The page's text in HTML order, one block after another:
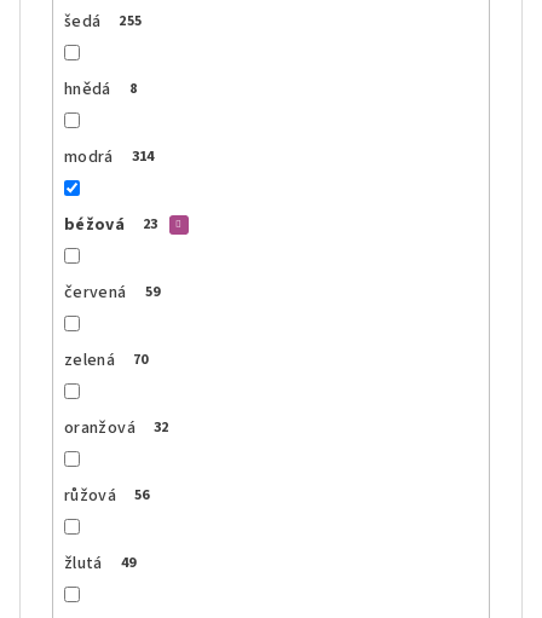
šedá 255
hnědá 8
modrá 314
béžová 23
červená 59
zelená 70
oranžová 32
růžová 56
žlutá 49